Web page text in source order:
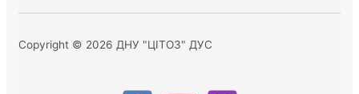
Copyright © 2026 ДНУ "ЦІТОЗ" ДУС